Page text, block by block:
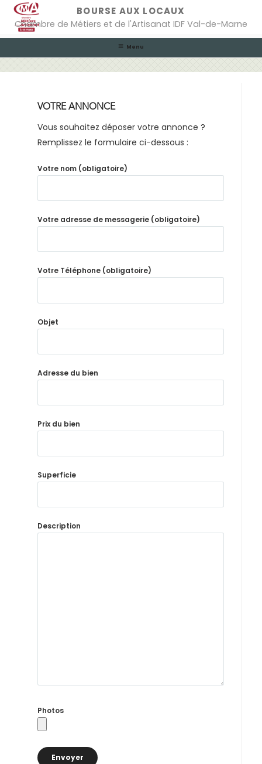
content
BOURSE AUX LOCAUX
Chambre de Métiers et de l'Artisanat IDF Val-de-Marne
Menu
VOTRE ANNONCE
Vous souhaitez déposer votre annonce ?
Remplissez le formulaire ci-dessous :
Votre nom (obligatoire)
Votre adresse de messagerie (obligatoire)
Votre Téléphone (obligatoire)
Objet
Adresse du bien
Prix du bien
Superficie
Description
Photos